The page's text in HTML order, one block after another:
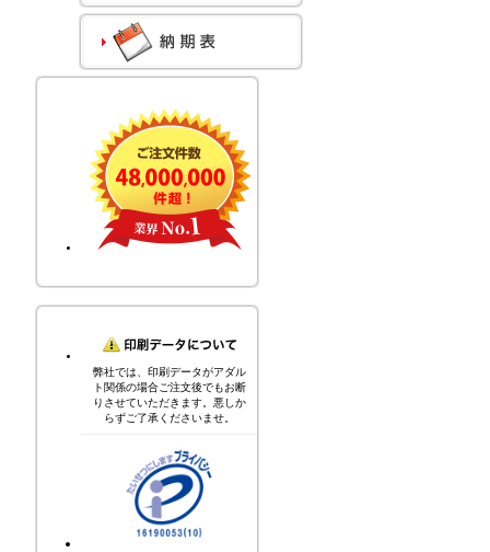
弊社では、印刷データがアダル
ト関係の場合ご注文後でもお断
りさせていただきます。悪しか
らずご了承くださいませ。